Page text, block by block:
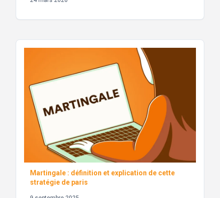
Martingale : définition et explication de cette
stratégie de paris